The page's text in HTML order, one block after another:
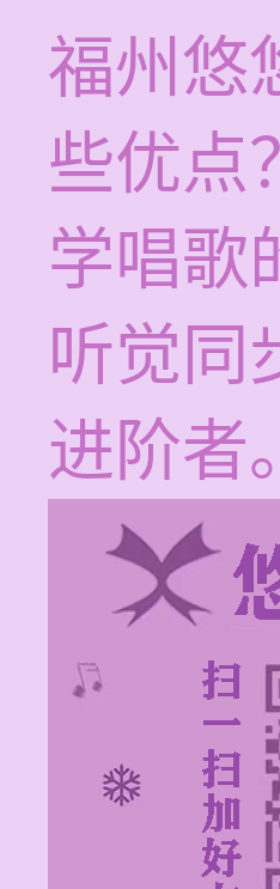
福州悠
些优点？
学唱歌
听觉同
进阶者。